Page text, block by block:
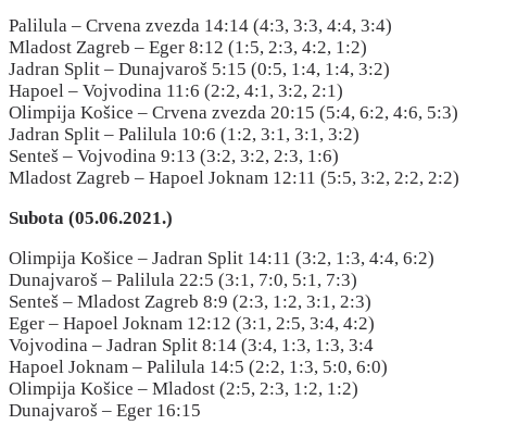
Palilula – Crvena zvezda 14:14 (4:3, 3:3, 4:4, 3:4)
Mladost Zagreb – Eger 8:12 (1:5, 2:3, 4:2, 1:2)
Jadran Split – Dunajvaroš 5:15 (0:5, 1:4, 1:4, 3:2)
Hapoel – Vojvodina 11:6 (2:2, 4:1, 3:2, 2:1)
Olimpija Košice – Crvena zvezda 20:15 (5:4, 6:2, 4:6, 5:3)
Jadran Split – Palilula 10:6 (1:2, 3:1, 3:1, 3:2)
Senteš – Vojvodina 9:13 (3:2, 3:2, 2:3, 1:6)
Mladost Zagreb – Hapoel Joknam 12:11 (5:5, 3:2, 2:2, 2:2)
Subota (05.06.2021.)
Olimpija Košice – Jadran Split 14:11 (3:2, 1:3, 4:4, 6:2)
Dunajvaroš – Palilula 22:5 (3:1, 7:0, 5:1, 7:3)
Senteš – Mladost Zagreb 8:9 (2:3, 1:2, 3:1, 2:3)
Eger – Hapoel Joknam 12:12 (3:1, 2:5, 3:4, 4:2)
Vojvodina – Jadran Split 8:14 (3:4, 1:3, 1:3, 3:4
Hapoel Joknam – Palilula 14:5 (2:2, 1:3, 5:0, 6:0)
Olimpija Košice – Mladost (2:5, 2:3, 1:2, 1:2)
Dunajvaroš – Eger 16:15